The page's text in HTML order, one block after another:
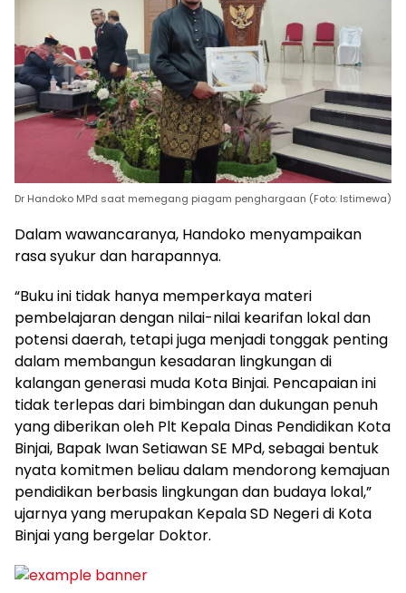
Dr Handoko MPd saat memegang piagam penghargaan (Foto: Istimewa)
Dalam wawancaranya, Handoko menyampaikan
rasa syukur dan harapannya.
“Buku ini tidak hanya memperkaya materi
pembelajaran dengan nilai-nilai kearifan lokal dan
potensi daerah, tetapi juga menjadi tonggak penting
dalam membangun kesadaran lingkungan di
kalangan generasi muda Kota Binjai. Pencapaian ini
tidak terlepas dari bimbingan dan dukungan penuh
yang diberikan oleh Plt Kepala Dinas Pendidikan Kota
Binjai, Bapak Iwan Setiawan SE MPd, sebagai bentuk
nyata komitmen beliau dalam mendorong kemajuan
pendidikan berbasis lingkungan dan budaya lokal,”
ujarnya yang merupakan Kepala SD Negeri di Kota
Binjai yang bergelar Doktor.